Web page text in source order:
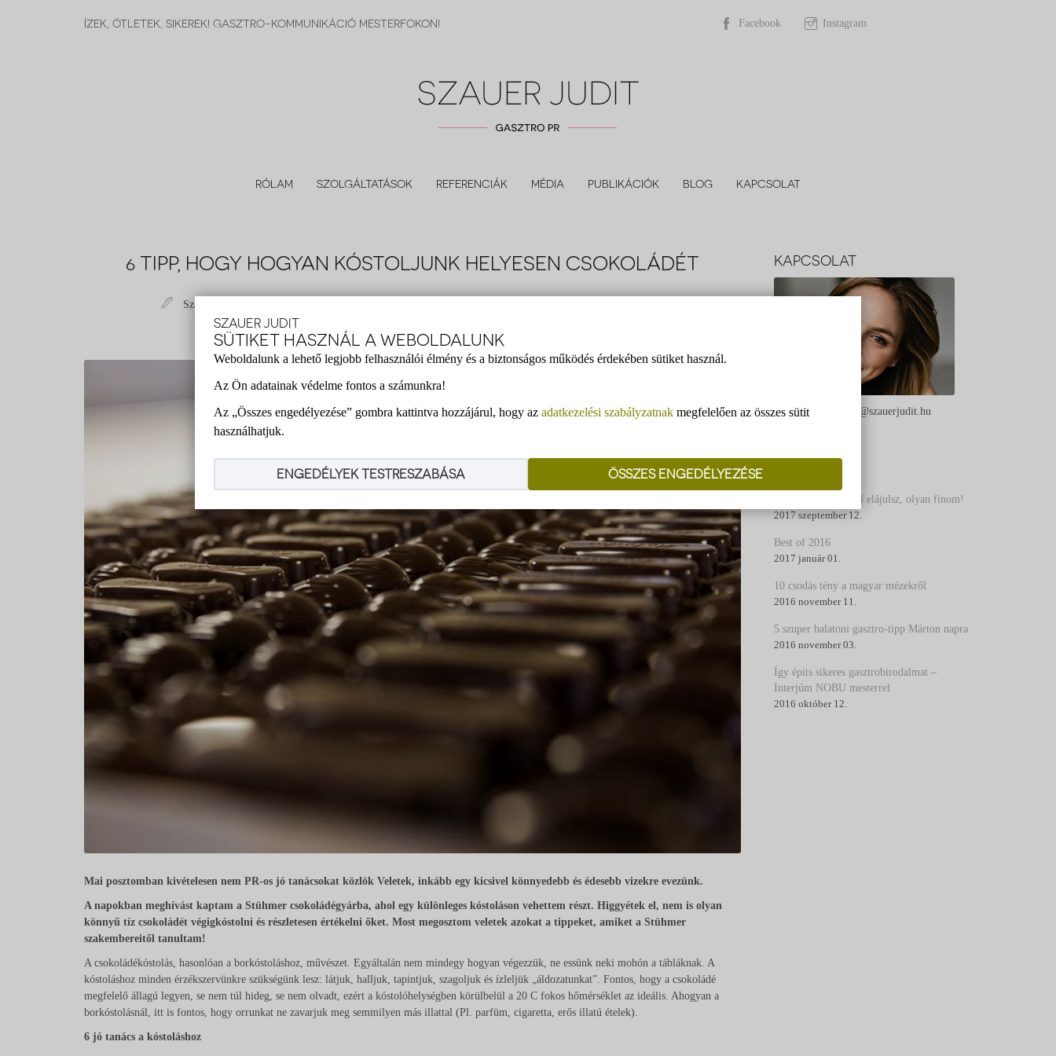
SZAUER JUDIT
SÜTIKET HASZNÁL A WEBOLDALUNK
Weboldalunk a lehető legjobb felhasználói élmény és a biztonságos működés érdekében sütiket használ.
Az Ön adatainak védelme fontos a számunkra!
Az „Összes engedélyezése” gombra kattintva hozzájárul, hogy az adatkezelési szabályzatnak megfelelően az összes sütit
használhatjuk.
ÖSSZES ENGEDÉLYEZÉSE
ENGEDÉLYEK TESTRESZABÁSA
ÍZEK, ÖTLETEK, SIKEREK! GASZTRO-KOMMUNIKÁCIÓ MESTERFOKON! Facebook Instagram
RÓLAM SZOLGÁLTATÁSOK REFERENCIÁK MÉDIA PUBLIKÁCIÓK BLOG KAPCSOLAT
6 TIPP, HOGY HOGYAN KÓSTOLJUNK HELYESEN CSOKOLÁDÉT
Szauer Judit
Mai posztomban kivételesen nem PR-os jó tanácsokat közlök Veletek, inkább egy kicsivel könnyedebb és édesebb vizekre evezünk.
A napokban meghívást kaptam a Stühmer csokoládégyárba, ahol egy különleges kóstoláson vehettem részt. Higgyétek el, nem is olyan
könnyű tíz csokoládét végigkóstolni és részletesen értékelni őket. Most megosztom veletek azokat a tippeket, amiket a Stühmer
szakembereitől tanultam!
A csokoládékóstolás, hasonlóan a borkóstoláshoz, művészet. Egyáltalán nem mindegy hogyan végezzük, ne essünk neki mohón a tábláknak. A
kóstoláshoz minden érzékszervünkre szükségünk lesz: látjuk, halljuk, tapintjuk, szagoljuk és ízleljük „áldozatunkat”. Fontos, hogy a csokoládé
megfelelő állagú legyen, se nem túl hideg, se nem olvadt, ezért a kóstolóhelységben körülbelül a 20 C fokos hőmérséklet az ideális. Ahogyan a
borkóstolásnál, itt is fontos, hogy orrunkat ne zavarjuk meg semmilyen más illattal (Pl. parfüm, cigaretta, erős illatú ételek).
6 jó tanács a kóstoláshoz
KAPCSOLAT
Szauer Judit - judit@szauerjudit.hu
3 vidéki étel, amitől elájulsz, olyan finom!
2017 szeptember 12.
Best of 2016
2017 január 01.
10 csodás tény a magyar mézekről
2016 november 11.
5 szuper balatoni gasztro-tipp Márton napra
2016 november 03.
Így építs sikeres gasztrobirodalmat –
Interjúm NOBU mesterrel
2016 október 12.